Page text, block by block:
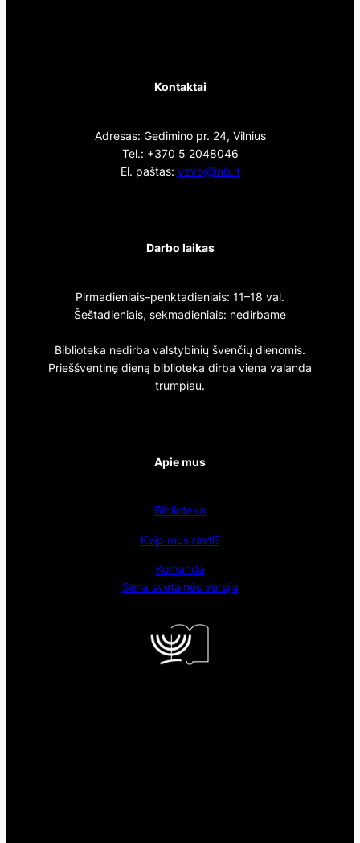
Kontaktai
Adresas: Gedimino pr. 24, Vilnius
Tel.: +370 5 2048046
El. paštas: vzvb@lnb.lt
Darbo laikas
Pirmadieniais–penktadieniais: 11–18 val.
Šeštadieniais, sekmadieniais: nedirbame
Biblioteka nedirba valstybinių švenčių dienomis.
Prieššventinę dieną biblioteka dirba viena valanda
trumpiau.
Apie mus
Biblioteka
Kaip mus rasti?
Komanda
Sena svetainės versija